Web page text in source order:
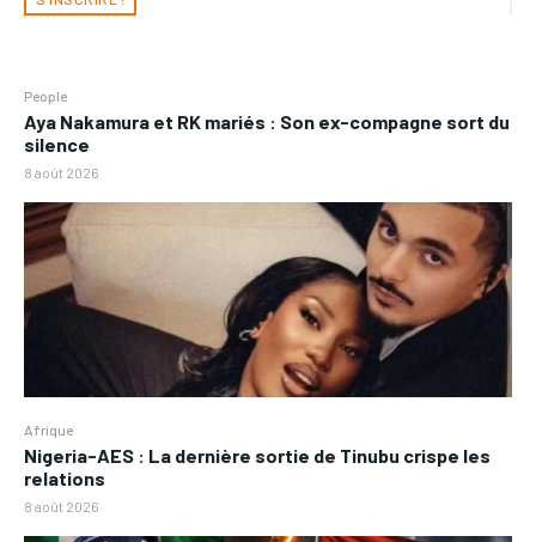
People
Aya Nakamura et RK mariés : Son ex-compagne sort du
silence
8 août 2026
Afrique
Nigeria-AES : La dernière sortie de Tinubu crispe les
relations
8 août 2026